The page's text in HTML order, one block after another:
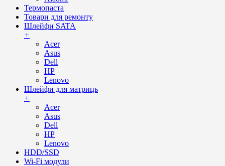
Термопаста
Товари для ремонту
Шлейфи SATA
+
Acer
Asus
Dell
HP
Lenovo
Шлейфи для матриць
+
Acer
Asus
Dell
HP
Lenovo
HDD/SSD
Wi-Fi модули